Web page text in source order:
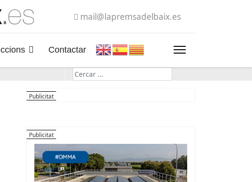
mail@lapremsadelbaix.es
Contactar
Cerca